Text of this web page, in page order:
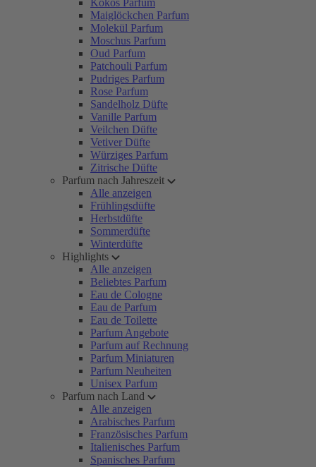
Kokos Parfum
Maiglöckchen Parfum
Molekül Parfum
Moschus Parfum
Oud Parfum
Patchouli Parfum
Pudriges Parfum
Rose Parfum
Sandelholz Düfte
Vanille Parfum
Veilchen Düfte
Vetiver Düfte
Würziges Parfum
Zitrische Düfte
Parfum nach Jahreszeit
Alle anzeigen
Frühlingsdüfte
Herbstdüfte
Sommerdüfte
Winterdüfte
Highlights
Alle anzeigen
Beliebtes Parfum
Eau de Cologne
Eau de Parfum
Eau de Toilette
Parfum Angebote
Parfum auf Rechnung
Parfum Miniaturen
Parfum Neuheiten
Unisex Parfum
Parfum nach Land
Alle anzeigen
Arabisches Parfum
Französisches Parfum
Italienisches Parfum
Spanisches Parfum